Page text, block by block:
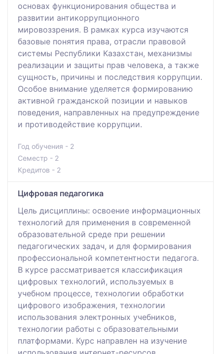
основах функционирования общества и
развитии антикоррупционного
мировоззрения. В рамках курса изучаются
базовые понятия права, отрасли правовой
системы Республики Казахстан, механизмы
реализации и защиты прав человека, а также
сущность, причины и последствия коррупции.
Особое внимание уделяется формированию
активной гражданской позиции и навыков
поведения, направленных на предупреждение
и противодействие коррупции.
Год обучения - 2
Семестр - 2
Кредитов - 2
Цифровая педагогика
Цель дисциплины: освоение информационных
технологий для применения в современной
образовательной среде при решении
педагогических задач, и для формирования
профессиональной компетентности педагога.
В курсе рассматривается классификация
цифровых технологий, используемых в
учебном процессе, технологии обработки
цифрового изображения, технологии
использования электронных учебников,
технологии работы с образовательными
платформами. Курс направлен на изучение